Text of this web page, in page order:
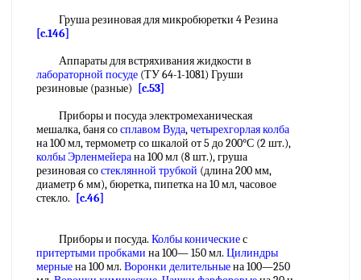
Груша резиновая для микробюретки 4 Резина
[c.146]
Аппараты для встряхивания жидкости в
лабораторной посуде (ТУ 64-1-1081) Груши
резиновые (разные)
[c.53]
Приборы и посуда электромеханическая
мешалка, баня сосплавом Вуда,четырехгорлая колба
на 100 мл, термометр со шкалой от 5 до 200°С (2 шт.),
колбы Эрленмейерана 100 мл (8 шт.), груша
резиновая состеклянной трубкой (длина 200 мм,
диаметр 6 мм), бюретка, пипетка на 10 мл, часовое
стекло.
[c.46]
Приборы и посуда. Колбы коническиес
притертыми пробками на 100— 150 мл. Цилиндры
мерныена 100 мл. Воронки делительныена 100—250